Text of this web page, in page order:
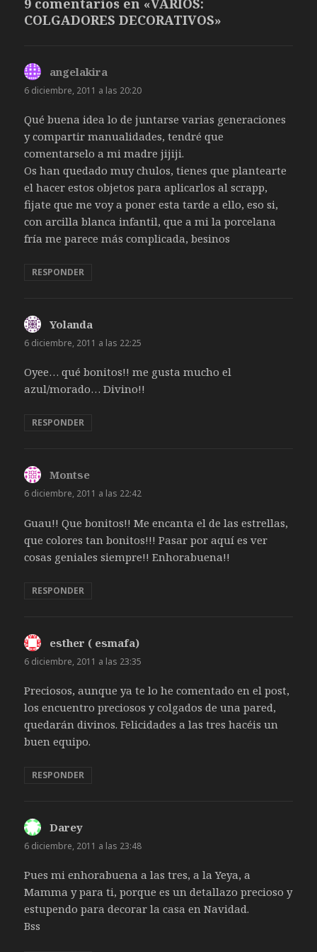
9 comentarios en «VARIOS:
COLGADORES DECORATIVOS»
angelakira
6 diciembre, 2011 a las 20:20
Qué buena idea lo de juntarse varias generaciones
y compartir manualidades, tendré que
comentarselo a mi madre jijiji.
Os han quedado muy chulos, tienes que plantearte
el hacer estos objetos para aplicarlos al scrapp,
fijate que me voy a poner esta tarde a ello, eso si,
con arcilla blanca infantil, que a mi la porcelana
fría me parece más complicada, besinos
RESPONDER
Yolanda
6 diciembre, 2011 a las 22:25
Oyee… qué bonitos!! me gusta mucho el
azul/morado… Divino!!
RESPONDER
Montse
6 diciembre, 2011 a las 22:42
Guau!! Que bonitos!! Me encanta el de las estrellas,
que colores tan bonitos!!! Pasar por aquí es ver
cosas geniales siempre!! Enhorabuena!!
RESPONDER
esther ( esmafa)
6 diciembre, 2011 a las 23:35
Preciosos, aunque ya te lo he comentado en el post,
los encuentro preciosos y colgados de una pared,
quedarán divinos. Felicidades a las tres hacéis un
buen equipo.
RESPONDER
Darey
6 diciembre, 2011 a las 23:48
Pues mi enhorabuena a las tres, a la Yeya, a
Mamma y para ti, porque es un detallazo precioso y
estupendo para decorar la casa en Navidad.
Bss